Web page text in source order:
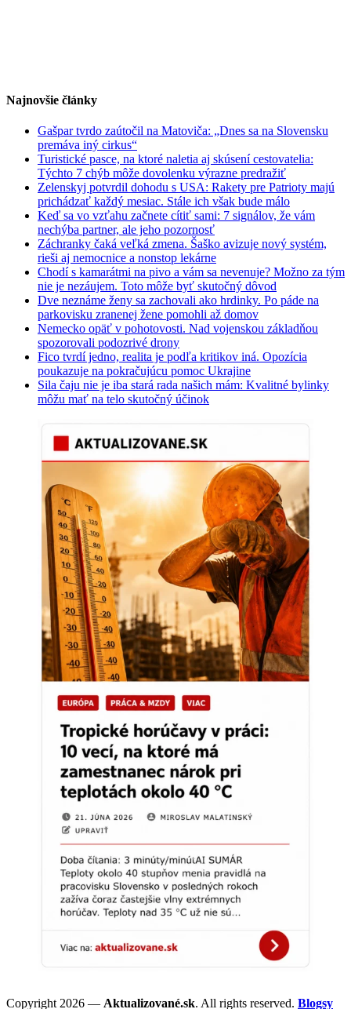
Najnovšie články
Gašpar tvrdo zaútočil na Matoviča: „Dnes sa na Slovensku
premáva iný cirkus“
Turistické pasce, na ktoré naletia aj skúsení cestovatelia:
Týchto 7 chýb môže dovolenku výrazne predražiť
Zelenskyj potvrdil dohodu s USA: Rakety pre Patrioty majú
prichádzať každý mesiac. Stále ich však bude málo
Keď sa vo vzťahu začnete cítiť sami: 7 signálov, že vám
nechýba partner, ale jeho pozornosť
Záchranky čaká veľká zmena. Šaško avizuje nový systém,
rieši aj nemocnice a nonstop lekárne
Chodí s kamarátmi na pivo a vám sa nevenuje? Možno za tým
nie je nezáujem. Toto môže byť skutočný dôvod
Dve neznáme ženy sa zachovali ako hrdinky. Po páde na
parkovisku zranenej žene pomohli až domov
Nemecko opäť v pohotovosti. Nad vojenskou základňou
spozorovali podozrivé drony
Fico tvrdí jedno, realita je podľa kritikov iná. Opozícia
poukazuje na pokračujúcu pomoc Ukrajine
Sila čaju nie je iba stará rada našich mám: Kvalitné bylinky
môžu mať na telo skutočný účinok
Copyright 2026 — Aktualizované.sk. All rights reserved. Blogsy